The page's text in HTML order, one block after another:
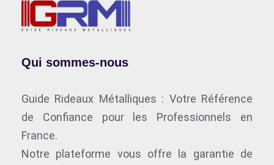
Qui sommes-nous
Guide Rideaux Métalliques : Votre Référence
de Confiance pour les Professionnels en
France.
Notre plateforme vous offre la garantie de